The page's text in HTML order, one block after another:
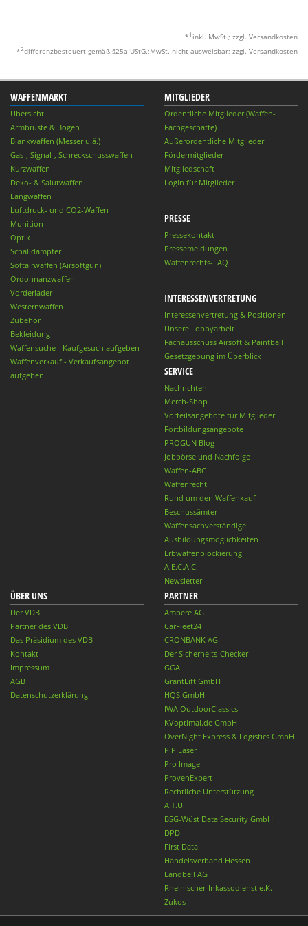
* 1 inkl. MwSt.; zzgl. Versandkosten
*2differenzbesteuert gemäß §25a UStG.;MwSt. nicht ausweisbar; zzgl. Versandkosten
WAFFENMARKT
Übersicht
Armbrüste & Bögen
Blankwaffen (Messer u.ä.)
Gas-, Signal-, Schreckschusswaffen
Kurzwaffen
Deko- & Salutwaffen
Langwaffen
Luftdruck- und CO2-Waffen
Munition
Optik
Schalldämpfer
Softairwaffen (Airsoftgun)
Ordonnanzwaffen
Vorderlader
Westernwaffen
Zubehör
Bekleidung
Waffensuche - Kaufgesuch aufgeben
Waffenverkauf - Verkaufsangebot
aufgeben
MITGLIEDER
Ordentliche Mitglieder (Waffen-
Fachgeschäfte)
Außerordentliche Mitglieder
Fördermitglieder
Mitgliedschaft
Login für Mitglieder
PRESSE
Pressekontakt
Pressemeldungen
Waffenrechts-FAQ
INTERESSENVERTRETUNG
Interessenvertretung & Positionen
Unsere Lobbyarbeit
Fachausschuss Airsoft & Paintball
Gesetzgebung im Überblick
SERVICE
Nachrichten
Merch-Shop
Vorteilsangebote für Mitglieder
Fortbildungsangebote
PROGUN Blog
Jobbörse und Nachfolge
Waffen-ABC
Waffenrecht
Rund um den Waffenkauf
Beschussämter
Waffensachverständige
Ausbildungsmöglichkeiten
Erbwaffenblockierung
A.E.C.A.C.
Newsletter
ÜBER UNS
Der VDB
Partner des VDB
Das Präsidium des VDB
Kontakt
Impressum
AGB
Datenschutzerklärung
PARTNER
Ampere AG
CarFleet24
CRONBANK AG
Der Sicherheits-Checker
GGA
GrantLift GmbH
HQS GmbH
IWA OutdoorClassics
KVoptimal.de GmbH
OverNight Express & Logistics GmbH
PiP Laser
Pro Image
ProvenExpert
Rechtliche Unterstützung
A.T.U.
BSG-Wüst Data Security GmbH
DPD
First Data
Handelsverband Hessen
Landbell AG
Rheinischer-Inkassodienst e.K.
Zukos